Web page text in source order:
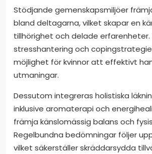
Stödjande gemenskapsmiljöer
bland deltagarna, vilket skapar en
tillhörighet och delade erfarenheter.
stresshantering och
möjlighet för kvinnor att effektivt
utmaningar.
Dessutom integreras holistiska
inklusive aromaterapi och
främja känslomässig balans och
Regelbundna bedömningar följer
vilket säkerställer skräddarsydda